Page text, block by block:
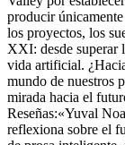
producir
los proyectos, los
XXI: desde superar
vida artificial.
mundo de nuestros
mirada hacia el
Reseñas:«Yuval
reflexiona sobre el